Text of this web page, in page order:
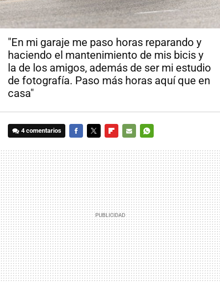
"En mi garaje me paso horas reparando y
haciendo el mantenimiento de mis bicis y
la de los amigos, además de ser mi estudio
de fotografía. Paso más horas aquí que en
casa"
4 comentarios
MAIL